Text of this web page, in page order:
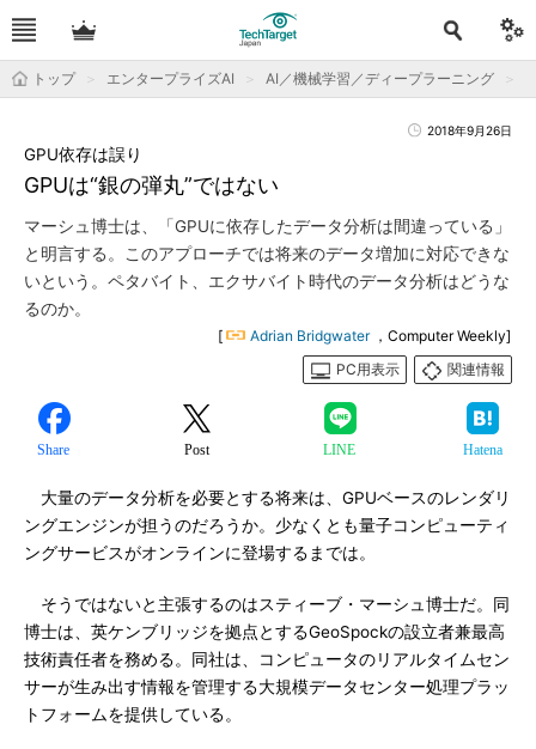
トップ エンタープライズAI AI／機械学習／ディープラーニング
2018年9月26日
GPUは“銀の弾丸”ではない
GPU依存は誤り
マーシュ博士は、「GPUに依存したデータ分析は間違っている」
と明言する。このアプローチでは将来のデータ増加に対応できな
いという。ペタバイト、エクサバイト時代のデータ分析はどうな
るのか。
[ Adrian Bridgwater ，Computer Weekly]
PC用表示
関連情報
Share Post LINE Hatena
大量のデータ分析を必要とする将来は、GPUベースのレンダリ
ングエンジンが担うのだろうか。少なくとも量子コンピューティ
ングサービスがオンラインに登場するまでは。
そうではないと主張するのはスティーブ・マーシュ博士だ。同
博士は、英ケンブリッジを拠点とするGeoSpockの設立者兼最高
技術責任者を務める。同社は、コンピュータのリアルタイムセン
サーが生み出す情報を管理する大規模データセンター処理プラッ
トフォームを提供している。